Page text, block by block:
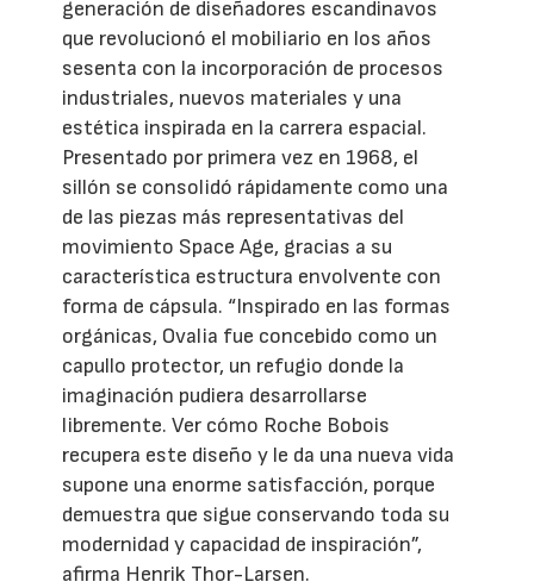
generación de diseñadores escandinavos
que revolucionó el mobiliario en los años
sesenta con la incorporación de procesos
industriales, nuevos materiales y una
estética inspirada en la carrera espacial.
Presentado por primera vez en 1968, el
sillón se consolidó rápidamente como una
de las piezas más representativas del
movimiento Space Age, gracias a su
característica estructura envolvente con
forma de cápsula. “Inspirado en las formas
orgánicas, Ovalia fue concebido como un
capullo protector, un refugio donde la
imaginación pudiera desarrollarse
libremente. Ver cómo Roche Bobois
recupera este diseño y le da una nueva vida
supone una enorme satisfacción, porque
demuestra que sigue conservando toda su
modernidad y capacidad de inspiración”,
afirma Henrik Thor-Larsen.